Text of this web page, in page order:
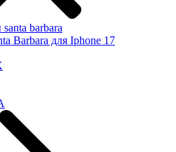
barbara
Barbara для Iphone 17